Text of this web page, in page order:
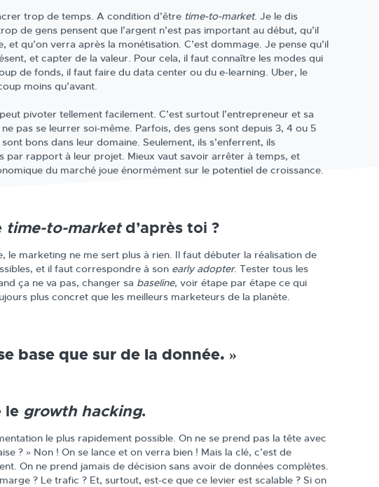
trop de temps. A condition d’être time-to-market. Je le dis
de gens pensent que l’argent n’est pas important au début, qu’il
qu’on verra après la monétisation. C’est dommage. Je pense qu’il
et capter de la valeur. Pour cela, il faut connaître les modes qui
de fonds, il faut faire du data center ou du e-learning. Uber, le
moins qu’avant.
pivoter tellement facilement. C’est surtout l’entrepreneur et sa
pas se leurrer soi-même. Parfois, des gens sont depuis 3, 4 ou 5
bons dans leur domaine. Seulement, ils s’enferrent, ils
par rapport à leur projet. Mieux vaut savoir arrêter à temps, et
du marché joue énormément sur le potentiel de croissance.
time-to-marketd’après toi ?
le marketing ne me sert plus à rien. Il faut débuter la réalisation de
et il faut correspondre à son early adopter. Tester tous les
ça ne va pas, changer sa baseline, voir étape par étape ce qui
plus concret que les meilleurs marketeurs de la planète.
base que sur de la donnée. »
le growth hacking.
le plus rapidement possible. On ne se prend pas la tête avec
? » Non ! On se lance et on verra bien ! Mais la clé, c’est de
On ne prend jamais de décision sans avoir de données complètes.
? Le trafic ? Et, surtout, est-ce que ce levier est scalable ? Si on